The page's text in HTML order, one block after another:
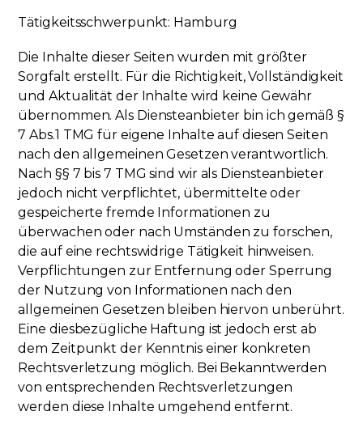
Tätigkeitsschwerpunkt: Hamburg
Die Inhalte dieser Seiten wurden mit größter
Sorgfalt erstellt. Für die Richtigkeit, Vollständigkeit
und Aktualität der Inhalte wird keine Gewähr
übernommen. Als Diensteanbieter bin ich gemäß §
7 Abs.1 TMG für eigene Inhalte auf diesen Seiten
nach den allgemeinen Gesetzen verantwortlich.
Nach §§ 7 bis 7 TMG sind wir als Diensteanbieter
jedoch nicht verpflichtet, übermittelte oder
gespeicherte fremde Informationen zu
überwachen oder nach Umständen zu forschen,
die auf eine rechtswidrige Tätigkeit hinweisen.
Verpflichtungen zur Entfernung oder Sperrung
der Nutzung von Informationen nach den
allgemeinen Gesetzen bleiben hiervon unberührt.
Eine diesbezügliche Haftung ist jedoch erst ab
dem Zeitpunkt der Kenntnis einer konkreten
Rechtsverletzung möglich. Bei Bekanntwerden
von entsprechenden Rechtsverletzungen
werden diese Inhalte umgehend entfernt.